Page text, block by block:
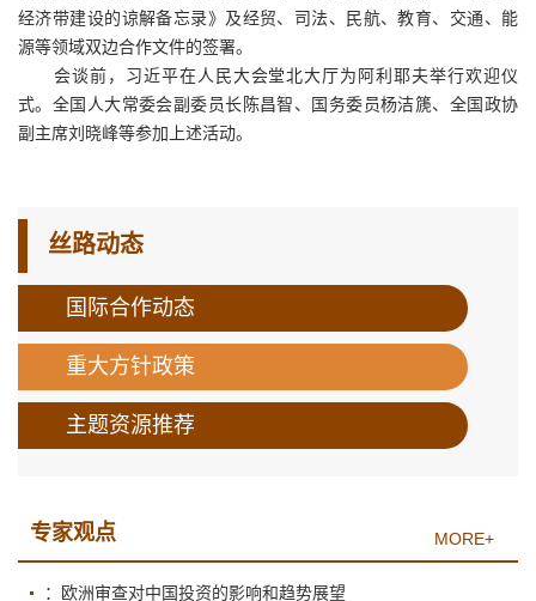
经济带建设的谅解备忘录》及经贸、司法、民航、教育、交通、能
源等领域双边合作文件的签署。
会谈前，习近平在人民大会堂北大厅为阿利耶夫举行欢迎仪
式。全国人大常委会副委员长陈昌智、国务委员杨洁篪、全国政协
副主席刘晓峰等参加上述活动。
丝路动态
国际合作动态
重大方针政策
主题资源推荐
专家观点 MORE+
：欧洲审查对中国投资的影响和趋势展望